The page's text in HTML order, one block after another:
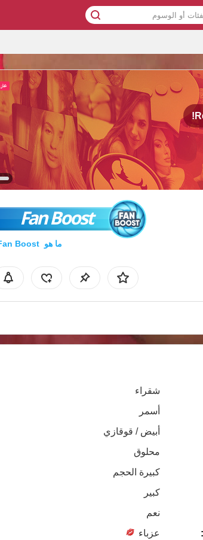
Fan Boost
ما هو Fan Boost؟
شقراء
أسمر
أبيض / قوقازي
محلوق
كبيرة الحجم
كبير
نعم
عزباء